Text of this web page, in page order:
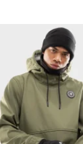
로부터 30일 이
품하실 수 있습